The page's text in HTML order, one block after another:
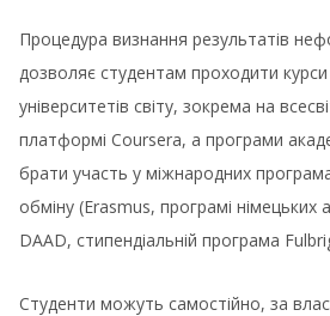
Процедура визнання результатів
дозволяє студентам проходити курси
університетів світу, зокрема на
платформі Coursera, а програми
брати участь у міжнародних
обміну (Erasmus, програмі німецьких
DAAD, стипендіальній програма
Студенти можуть самостійно, за